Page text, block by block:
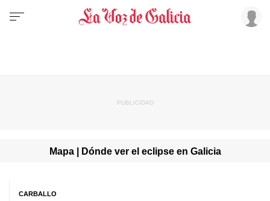
Mapa | Dónde ver el eclipse en Galicia
CARBALLO